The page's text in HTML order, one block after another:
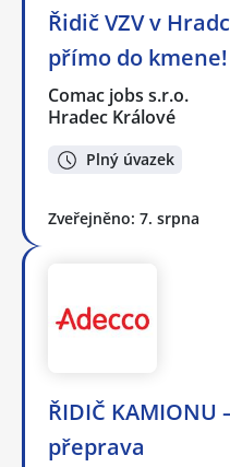
Řidič VZV v
přímo do kmene!
Comac jobs s.r.o.
Hradec Králové
Plný úvazek
Zveřejněno: 7. srpna
ŘIDIČ
přeprava